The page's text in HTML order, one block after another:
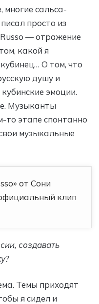
многие сальса-
просто из
— отражение
какой я
О том, что
душу и
эмоции.
Музыканты
то этапе спонтанно
музыкальные
от Сони
клип
создавать
Темы приходят
я сидел и